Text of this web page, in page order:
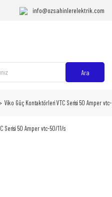
info@ozsahinlerelektrik.com
Ara
Viko Güç Kontaktörleri VTC Serisi 50 Amper